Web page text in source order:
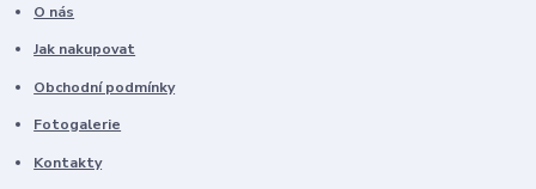
O nás
Jak nakupovat
Obchodní podmínky
Fotogalerie
Kontakty